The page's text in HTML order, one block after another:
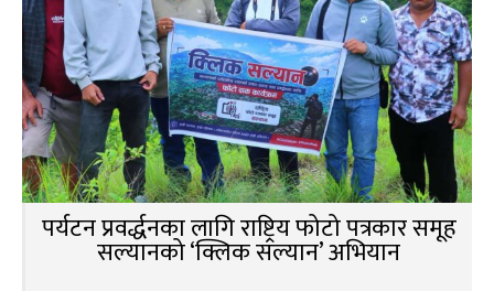
पर्यटन प्रवर्द्धनका लागि राष्ट्रिय फोटो पत्रकार समूह
सल्यानको ‘क्लिक सल्यान’ अभियान